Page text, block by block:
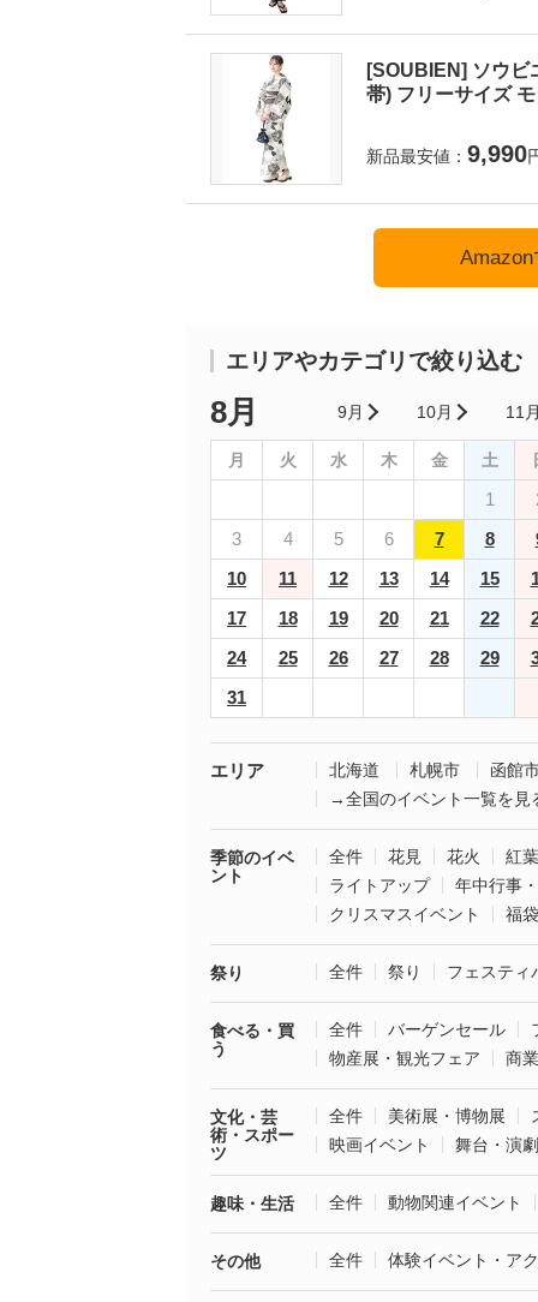
[SOUBIEN] ソウビ
帯) フリーサイズ
新品最安値： 9,990
エリアやカテゴリで絞り込む
8月 9月 10月 11
月 火 水 木 金 土
1
3
4 5 6 7 8
10
11 12 13 14 15
17
18 19 20 21 22
24
25 26 27 28 29
31
エリア 北海道 札幌市
函館
→全国のイベント一覧を見
季節のイベ
ント
全件 花見 花火
紅葉
ライトアップ
年中行事
クリスマスイベント
福
祭り 全件 祭り フェスティ
食べる・買
う
全件 バーゲンセール
物産展・観光フェア
商
文化・芸
術・スポー
ツ
全件 美術展・博物展
映画イベント
舞台・演劇
趣味・生活 全件 動物関連イベント
その他 全件 体験イベント・ア